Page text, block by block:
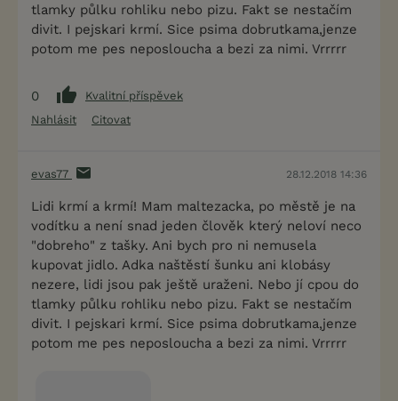
tlamky půlku rohliku nebo pizu. Fakt se nestačím
divit. I pejskari krmí. Sice psima dobrutkama,jenze
potom me pes neposloucha a bezi za nimi. Vrrrrr
0
Kvalitní příspěvek
Nahlásit
Citovat
evas77 28.12.2018 14:36
Lidi krmí a krmí! Mam maltezacka, po městě je na
vodítku a není snad jeden člověk který neloví neco
"dobreho" z tašky. Ani bych pro ni nemusela
kupovat jidlo. Adka naštěstí šunku ani klobásy
nezere, lidi jsou pak ještě uraženi. Nebo jí cpou do
tlamky půlku rohliku nebo pizu. Fakt se nestačím
divit. I pejskari krmí. Sice psima dobrutkama,jenze
potom me pes neposloucha a bezi za nimi. Vrrrrr